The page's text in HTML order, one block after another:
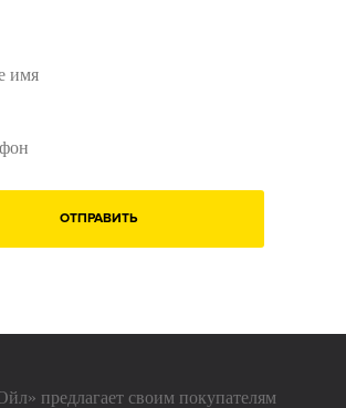
ОТПРАВИТЬ
предлагает своим покупателям